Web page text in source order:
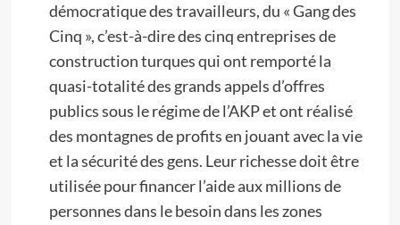
démocratique des travailleurs, du « Gang des
Cinq », c’est-à-dire des cinq entreprises de
construction turques qui ont remporté la
quasi-totalité des grands appels d’offres
publics sous le régime de l’AKP et ont réalisé
des montagnes de profits en jouant avec la vie
et la sécurité des gens. Leur richesse doit être
utilisée pour financer l’aide aux millions de
personnes dans le besoin dans les zones